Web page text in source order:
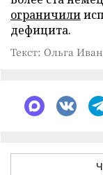
ограничили
дефицита.
Текст: Ольга